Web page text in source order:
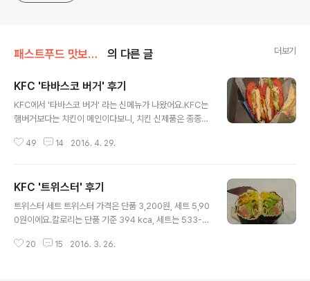
패스트푸드 맛보기/KFC 의 다른 글 더보기
KFC '타바스코 버거' 후기
KFC에서 '타바스코 버거' 라는 신메뉴가 나왔어요.KFC는
햄버거보다는 치킨이 메인이다보니, 치킨 신제품은 종종
보를 대대적으로 하고요.이번에는 '타바스코 치킨'이라고
이제서야 알았어요. 타바스코 버거 세트 타바스코 버거 가
격은 단품이 4,400원, 세트가 6,900원, 박스밀이 8,100
원이에요.칼로리는 단품 기준 493kcal, 세트는 632-94
코 버거는 번에 양상추, 치킨 통살 패티, 토마토, 양상추, 타
49 14 2016. 4. 29.
KFC '트위스터' 후기
트위스터 세트 트위스터 가격은 단품 3,200원, 세트 5,90
0원이에요.칼로리는 단품 기준 394 kca, 세트는 533-8
트위스터는 닭가슴살 치킨, 양상추, 토마토를 또띠야에 싼
20 15 2016. 3. 26.